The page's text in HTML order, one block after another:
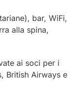
bar, WiFi,
alla spina,
ai soci per i
British Airways e